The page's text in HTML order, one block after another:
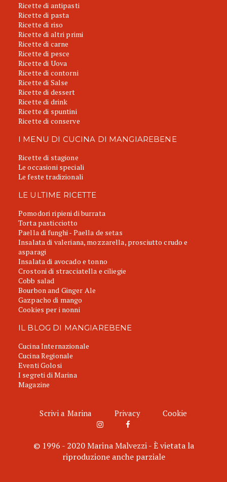
Ricette di antipasti
Ricette di pasta
Ricette di riso
Ricette di altri primi
Ricette di carne
Ricette di pesce
Ricette di Uova
Ricette di contorni
Ricette di Salse
Ricette di dessert
Ricette di drink
Ricette di spuntini
Ricette di conserve
I MENU DI CUCINA DI MANGIAREBENE
Ricette di stagione
Le occasioni speciali
Le feste tradizionali
LE ULTIME RICETTE
Pomodori ripieni di burrata
Torta pasticciotto
Paella di funghi - Paella de setas
Insalata di valeriana, mozzarella, prosciutto crudo e
asparagi
Insalata di avocado e tonno
Crostoni di stracciatella e ciliegie
Cobb salad
Bourbon and Ginger Ale
Gazpacho di mango
Cookies per i nonni
IL BLOG DI MANGIAREBENE
Cucina Internazionale
Cucina Regionale
Eventi Golosi
I segreti di Marina
Magazine
Scrivi a Marina Privacy Cookie
© 1996 - 2020 Marina Malvezzi - È vietata la
riproduzione anche parziale